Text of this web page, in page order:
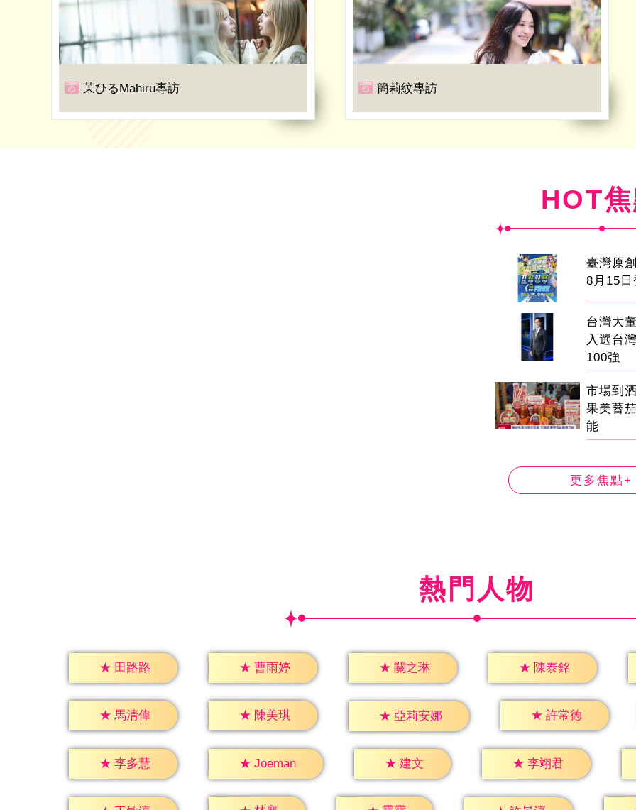
茉ひるMahiru專訪 簡莉紋專訪
HOT
臺灣原
8月15
台灣大
入選台
100強
市場到
果美蕃
能
更多焦點+
熱門人物
★ 田路路 ★ 曹雨婷 ★ 關之琳 ★ 陳泰銘
★ 馬清偉 ★ 陳美琪 ★ 亞莉安娜 ★ 許常德
★ 李多慧 ★ Joeman ★ 建文 ★ 李翊君